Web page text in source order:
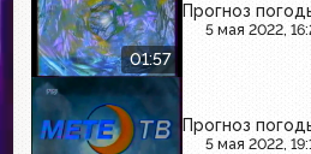
01:57
Прогноз
5 мая 2022,
Прогноз
5 мая 2022,